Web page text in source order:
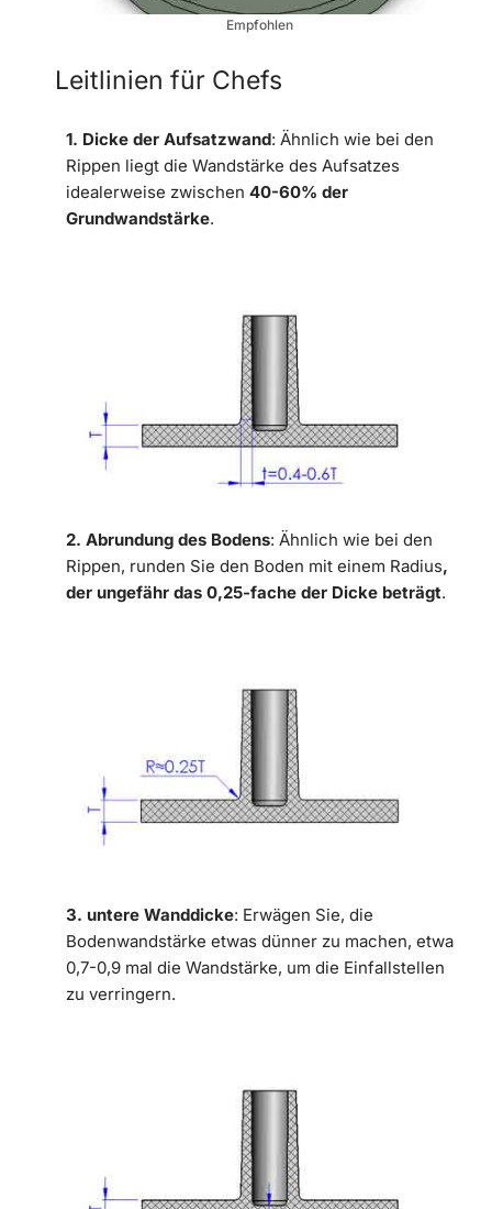
Empfohlen
Leitlinien für Chefs
1. Dicke der Aufsatzwand: Ähnlich wie bei den
Rippen liegt die Wandstärke des Aufsatzes
idealerweise zwischen 40-60% der
Grundwandstärke.
2. Abrundung des Bodens: Ähnlich wie bei den
Rippen, runden Sie den Boden mit einem Radius,
der ungefähr das 0,25-fache der Dicke beträgt.
3. untere Wanddicke: Erwägen Sie, die
Bodenwandstärke etwas dünner zu machen, etwa
0,7-0,9 mal die Wandstärke, um die Einfallstellen
zu verringern.